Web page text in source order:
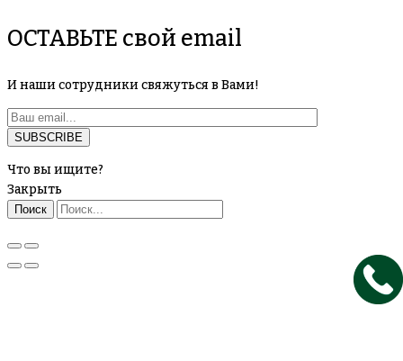
ОСТАВЬТЕ свой email
И наши сотрудники свяжуться в Вами!
Что вы ищите?
Закрыть
Поиск